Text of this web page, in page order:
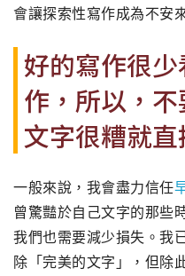
會讓探索性寫作成為不安
好的寫作很
作，所以，
文字很糟就
一般來說，我會盡力信任
曾驚豔於自己文字的那些
我們也需要減少損失。我
除「完美的文字」，但除